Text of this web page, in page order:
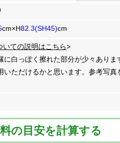
cm×H82.3(SH45)cm
いての説明はこちら>
に白っぽく擦れた部分が少々ありま
いただけるかと思います。参考写真
の目安を計算する